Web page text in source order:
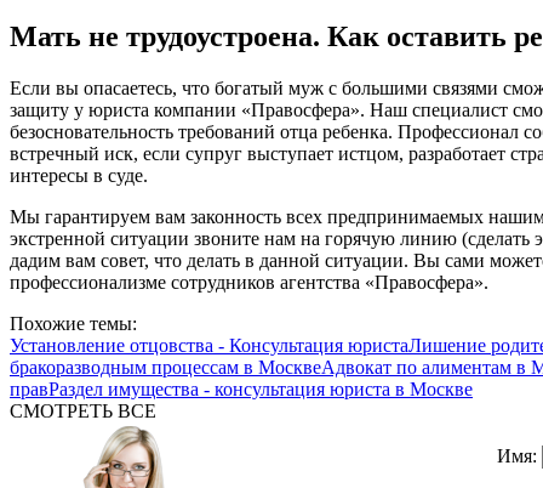
Мать не трудоустроена. Как оставить
Если вы опасаетесь, что богатый муж с большими связями
защиту у юриста компании «Правосфера». Наш специалист
безосновательность требований отца ребенка. Профессионал
встречный иск, если супруг выступает истцом, разработает
интересы в суде.
Мы гарантируем вам законность всех предпринимаемых
экстренной ситуации звоните нам на горячую линию
дадим вам совет, что делать в данной ситуации. Вы сами
профессионализме сотрудников агентства «Правосфера».
Похожие темы:
Установление отцовства - Консультация юристаЛишение
бракоразводным процессам в МосквеАдвокат по алиментам в
правРаздел имущества - консультация юриста в Москве
СМОТРЕТЬ ВСЕ
Имя: